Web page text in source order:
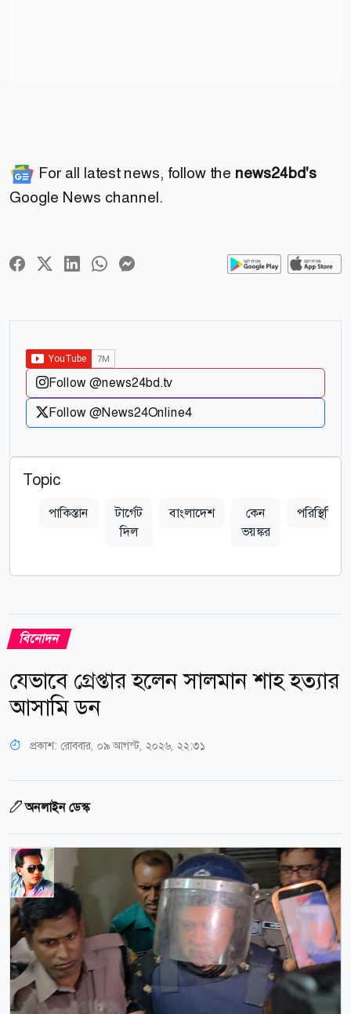
For all latest news, follow the news24bd's
Google News channel.
Follow @news24bd.tv
Follow @News24Online4
Topic
পাকিস্তান
টার্গেট
দিল
বাংলাদেশ
কেন
ভয়ঙ্কর
পরিস্থিতি
বিনোদন
যেভাবে গ্রেপ্তার হলেন সালমান শাহ হত্যার
আসামি ডন
প্রকাশ: রোববার, ০৯ আগস্ট, ২০২৬, ২২:৩১
অনলাইন ডেস্ক